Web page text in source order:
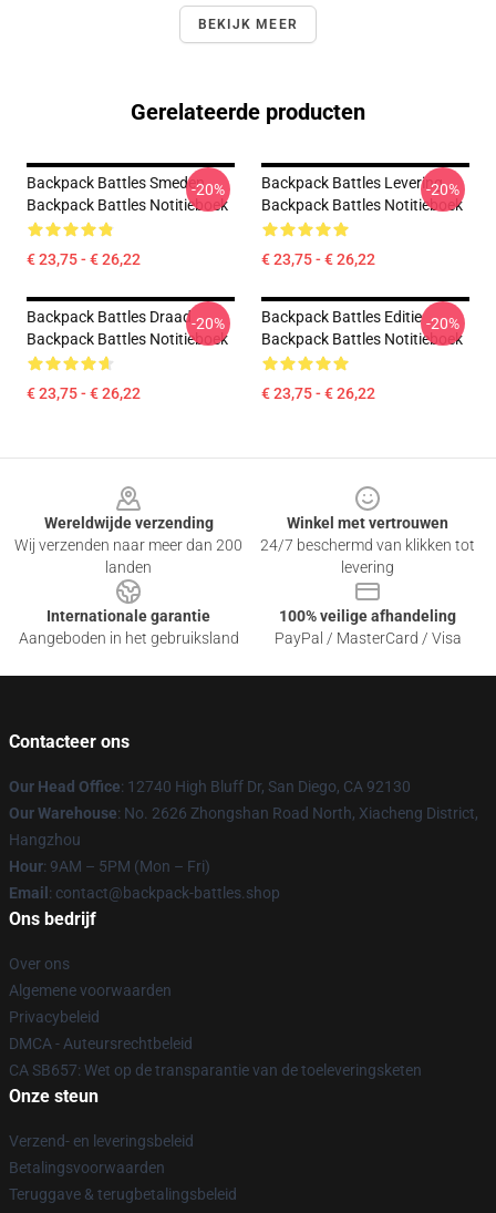
BEKIJK MEER
Gerelateerde producten
Backpack Battles Smeden
Backpack Battles Notitieboek
€ 23,75 - € 26,22
-20%
Backpack Battles Levering
Backpack Battles Notitieboek
€ 23,75 - € 26,22
-20%
Backpack Battles Draad
Backpack Battles Notitieboek
€ 23,75 - € 26,22
-20%
Backpack Battles Editie
Backpack Battles Notitieboek
€ 23,75 - € 26,22
-20%
Wereldwijde verzending
Wij verzenden naar meer dan 200
landen
Winkel met vertrouwen
24/7 beschermd van klikken tot
levering
Internationale garantie
Aangeboden in het gebruiksland
100% veilige afhandeling
PayPal / MasterCard / Visa
Contacteer ons
Our Head Office: 12740 High Bluff Dr, San Diego, CA 92130
Our Warehouse: No. 2626 Zhongshan Road North, Xiacheng District,
Hangzhou
Hour: 9AM – 5PM (Mon – Fri)
Email : contact@backpack-battles.shop
Ons bedrijf
Over ons
Algemene voorwaarden
Privacybeleid
DMCA - Auteursrechtbeleid
CA SB657: Wet op de transparantie van de toeleveringsketen
Onze steun
Verzend- en leveringsbeleid
Betalingsvoorwaarden
Teruggave & terugbetalingsbeleid